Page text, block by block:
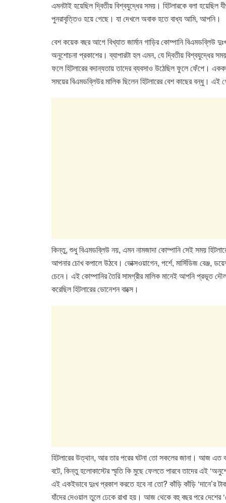
b
o
o
k
A
p
p
dI
n
এমনটাই হয়েছিল দ্বিতীয় বিশ্বযুদ্ধের সময়। হিটলারকে বলা হয়েছিল
পুনরাবৃত্তিও হয়ে গেছে। যা দেখলে অবাক হতে বাধ্য আমি, আপনি।
বেশ কয়েক বছর আগে বিখ্যাত জার্মান গাড়ির কোম্পানি
অনুশোচনা প্রকাশের। ব্যাপারটা হল এমন, যে দ্বিতীয় বিশ্বযুদ্ধের
ফলে হিটলারের বদান্যতায় তাদের ব্যবসাও উঠেছিল ফুলে ফেঁপে।
সময়ের বিএমডব্লিউর মালিক ছিলেন হিটলারের বেশ কাছের বন্ধু।
কিন্তু, শুধু বিএমডব্লিউ নয়, এমন নামজাদা কোম্পানি সেই সময়
আপনার চোখ কপালে উঠবে। ভোক্সওয়াগেন, পর্শে, মার্সিডিজ বেঞ্জ,
চেনে। এই কোম্পানির তৈরি সামগ্রীর মালিক মানেই আপনি প্রভূত
করেছিল হিটলারের ডোনেশন বাক্সে।
হিটলারের উত্থান, আর তার পরের ঘটনা তো সকলের জানা। আজ এত
বটে, কিন্তু হলোকাস্টের স্মৃতি কি মুছে ফেলতে পারবে তাদের এই
এই একইভাবে দুঃখ প্রকাশ করতে হবে না তো? কাঁড়ি কাঁড়ি ‘দানে’র
যাঁদের দেওয়াল তুলে ঢেকে রাখা হয়। আজ থেকে বহু বছর পরে দেশের